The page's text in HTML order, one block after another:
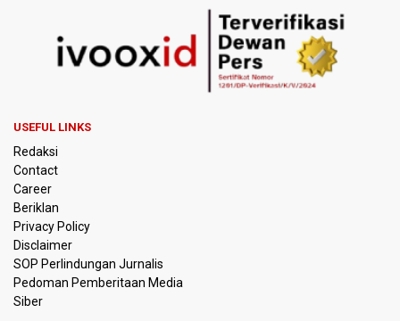
Evaluasi Program MBG Usai Rentetan Dugaan Keracunan
Harga Telur dan Daging Ayam Masih Tertekan,
Pemerintah Diminta Lindungi Peternak Kecil
Tak Mampu Bayar Gaji ASN, Ratusan Pemda Dapat
Pemerintah Tambah Penempatan Dana SAL di Himbara
OJK Wajibkan Pindar Serahkan Data Transaksi
Pendanaan
USEFUL LINKS
Redaksi
Contact
Career
Beriklan
Privacy Policy
Disclaimer
SOP Perlindungan Jurnalis
Pedoman Pemberitaan Media
Siber